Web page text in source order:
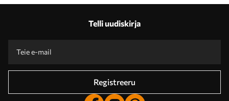
Telli uudiskirja
Registreeru